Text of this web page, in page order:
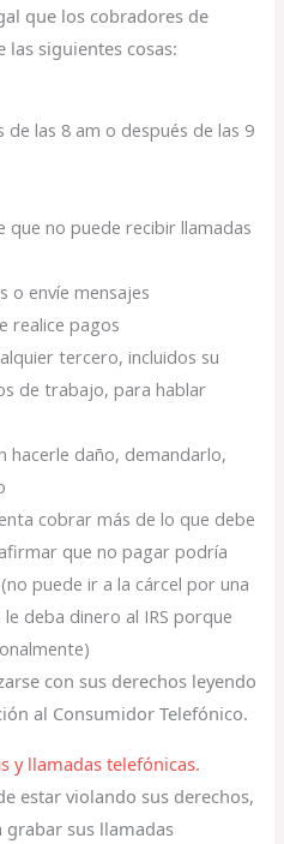
que los cobradores de
las siguientes cosas:
las 8 am o después de las 9
que no puede recibir llamadas
o envíe mensajes
realice pagos
tercero, incluidos su
de trabajo, para hablar
hacerle daño, demandarlo,
cobrar más de lo que debe
que no pagar podría
puede ir a la cárcel por una
deba dinero al IRS porque
con sus derechos leyendo
al Consumidor Telefónico.
y llamadas telefónicas.
estar violando sus derechos,
grabar sus llamadas